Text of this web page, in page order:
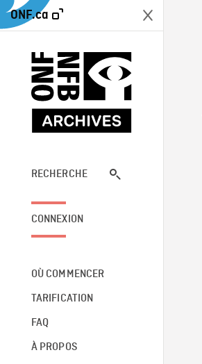
ONF.ca
RECHERCHE
CONNEXION
OÙ COMMENCER
TARIFICATION
FAQ
À PROPOS